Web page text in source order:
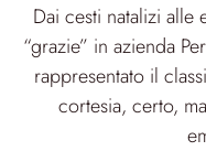
Dai cesti natalizi
“grazie” in azienda
rappresentato il
cortesia, certo,